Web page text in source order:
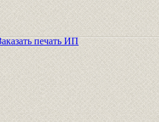
печать ИП